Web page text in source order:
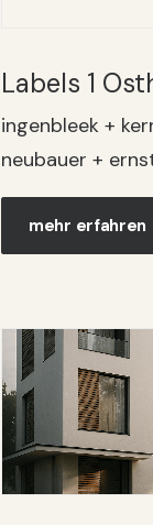
Labels 1
ingenbleek +
neubauer +
mehr erfahren